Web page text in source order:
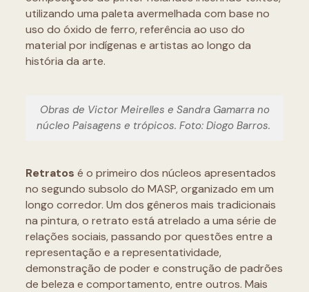
utilizando uma paleta avermelhada com base no
uso do óxido de ferro, referência ao uso do
material por indígenas e artistas ao longo da
história da arte.
Obras de Victor Meirelles e Sandra Gamarra no
núcleo Paisagens e trópicos. Foto: Diogo Barros.
Retratos é o primeiro dos núcleos apresentados
no segundo subsolo do MASP, organizado em um
longo corredor. Um dos gêneros mais tradicionais
na pintura, o retrato está atrelado a uma série de
relações sociais, passando por questões entre a
representação e a representatividade,
demonstração de poder e construção de padrões
de beleza e comportamento, entre outros. Mais